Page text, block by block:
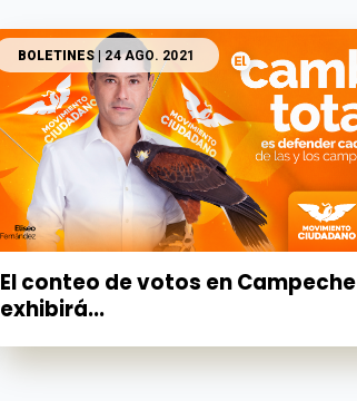
BOLETINES| 24 AGO. 2021
El conteo de votos en Campeche
exhibirá...